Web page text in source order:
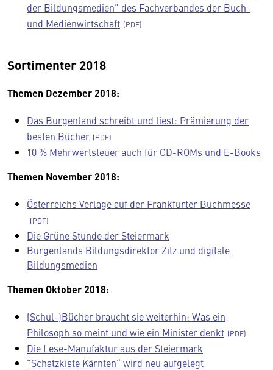
der Bildungsmedien" des Fachverbandes der Buch-
und Medienwirtschaft
Sortimenter 2018
Themen Dezember 2018:
Das Burgenland schreibt und liest: Prämierung der
besten Bücher
10 % Mehrwertsteuer auch für CD-ROMs und E-Books
Themen November 2018:
Österreichs Verlage auf der Frankfurter Buchmesse
Die Grüne Stunde der Steiermark
Burgenlands Bildungsdirektor Zitz und digitale
Bildungsmedien
Themen Oktober 2018:
(Schul-)Bücher braucht sie weiterhin: Was ein
Philosoph so meint und wie ein Minister denkt
Die Lese-Manufaktur aus der Steiermark
"Schatzkiste Kärnten“ wird neu aufgelegt